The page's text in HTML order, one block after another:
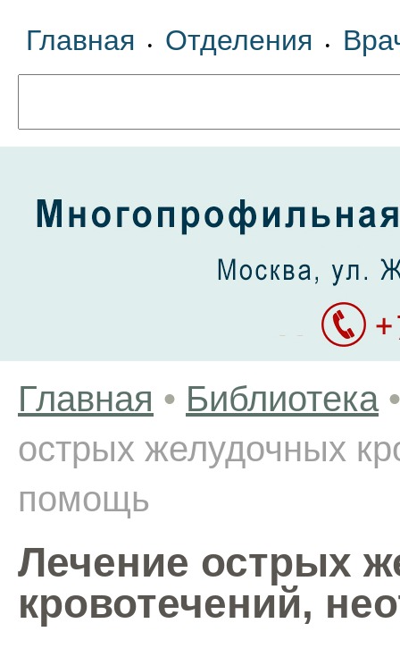
Главная • Отделения •
Главная • Библиотека •
острых желудочных
помощь
Лечение острых
кровотечений,